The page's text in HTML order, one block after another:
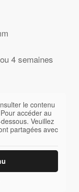
4 semaines
le contenu
accéder au
Veuillez
partagées avec